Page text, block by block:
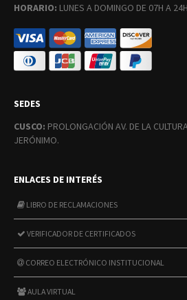
HORARIO: LUNES A DOMINGO DE 07H A
SEDES
CUSCO: PROLONGACIÓN AV. DE LA
JERÓNIMO.
ENLACES DE INTERÉS
LIBRO DE RECLAMACIONES
VERIFICADOR DE CERTIFICADOS
CORREO ELECTRÓNICO INSTITUCIONAL
AULA VIRTUAL